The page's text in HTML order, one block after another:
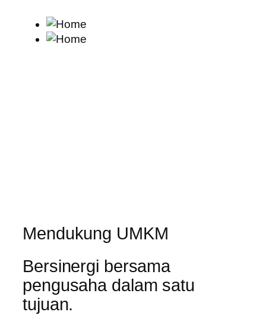
Mendukung UMKM
Bersinergi bersama
pengusaha dalam satu
tujuan.